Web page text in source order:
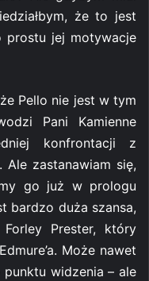
że to jest
prostu jej motywacje
Pello nie jest w tym
Pani Kamienne
konfrontacji z
Ale zastanawiam się,
go już w prologu
bardzo duża szansa,
Prester, który
Może nawet
widzenia – ale